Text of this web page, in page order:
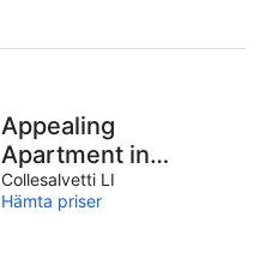
Appealing
Apartment in
Collesalvetti With
Garden
Collesalvetti LI
Hämta priser